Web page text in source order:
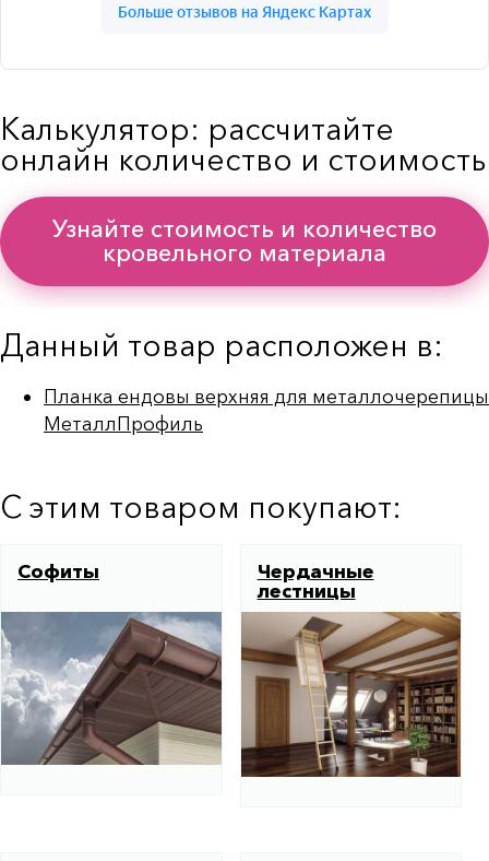
Калькулятор: рассчитайте
онлайн количество и стоимость
Узнайте стоимость и количество
кровельного материала
Данный товар расположен в:
Планка ендовы верхняя для металлочерепицы
МеталлПрофиль
С этим товаром покупают:
Софиты
Чердачные
лестницы